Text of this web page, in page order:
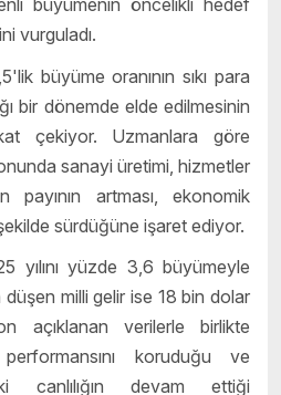
vurguladı.
büyüme oranının sıkı para
bir dönemde elde edilmesinin
çekiyor. Uzmanlara göre
sanayi üretimi, hizmetler
payının artması, ekonomik
sürdüğüne işaret ediyor.
yılını yüzde 3,6 büyümeyle
düşen milli gelir ise 18 bin dolar
açıklanan verilerle birlikte
koruduğu ve
canlılığın devam ettiği